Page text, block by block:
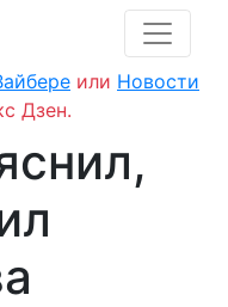
или Новости
Дзен.